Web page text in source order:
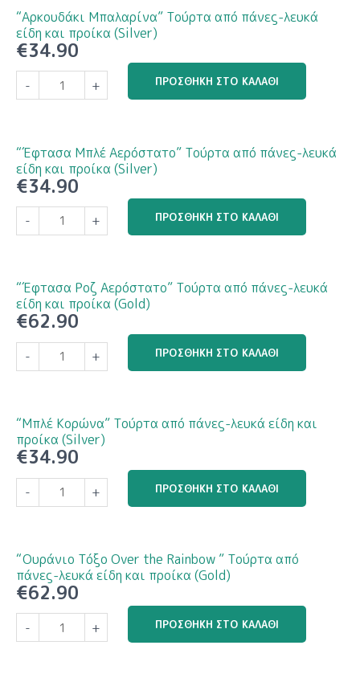
ποσότητα
Τούρτα
από
πάνες-
είδη
και
ποσότητα
“Αρκουδάκι Μπαλαρίνα” Τούρτα από πάνες-λευκά
είδη και προίκα (Silver)
€34.90
-
"Αρκουδάκι
Μπαλαρίνα"
πάνες-
λευκά
είδη
προίκα
(Silver)
+ ΠΡΟΣΘΉΚΗ ΣΤΟ ΚΑΛΆΘΙ
“Έφτασα Μπλέ Αερόστατο” Τούρτα από πάνες-λευκά
είδη και προίκα (Silver)
€34.90
-
"Έφτασα
Μπλέ
από
πάνες-
λευκά
και
προίκα
+ ΠΡΟΣΘΉΚΗ ΣΤΟ ΚΑΛΆΘΙ
“Έφτασα Ροζ Αερόστατο” Τούρτα από πάνες-λευκά
είδη και προίκα (Gold)
€62.90
-
"Έφτασα
Ροζ
από
πάνες-
λευκά
και
προίκα
+ ΠΡΟΣΘΉΚΗ ΣΤΟ ΚΑΛΆΘΙ
“Μπλέ Κορώνα” Τούρτα από πάνες-λευκά είδη και
προίκα (Silver)
€34.90
-
"Μπλέ
Κορώνα"
πάνες-
λευκά
είδη
προίκα
(Silver)
+ ΠΡΟΣΘΉΚΗ ΣΤΟ ΚΑΛΆΘΙ
“Ουράνιο Τόξο Over the Rainbow ” Τούρτα από
πάνες-λευκά είδη και προίκα (Gold)
€62.90
-
"Ουράνιο
Τόξο
+ ΠΡΟΣΘΉΚΗ ΣΤΟ ΚΑΛΆΘΙ